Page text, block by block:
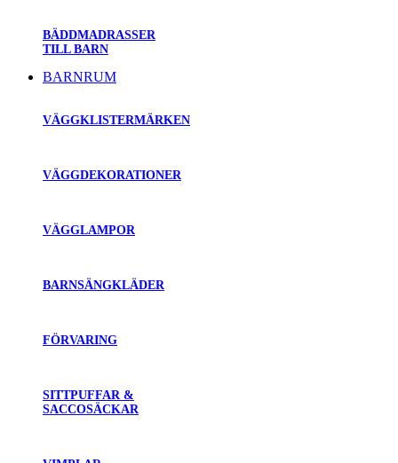
BÄDDMADRASSER
TILL BARN
BARNRUM
VÄGGKLISTERMÄRKEN
VÄGGDEKORATIONER
VÄGGLAMPOR
BARNSÄNGKLÄDER
FÖRVARING
SITTPUFFAR &
SACCOSÄCKAR